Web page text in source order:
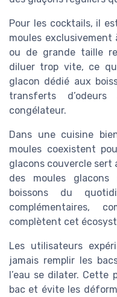
Pour les cocktails, il
moules exclusivement
ou de grande taille
diluer trop vite, ce
glacon dédié aux
transferts
congélateur.
Dans une cuisine
moules coexistent
glacons couvercle sert
des moules
boissons du
complémentaires,
complètent cet
Les utilisateurs
jamais remplir les
l’eau se dilater. Cette
bac et évite les